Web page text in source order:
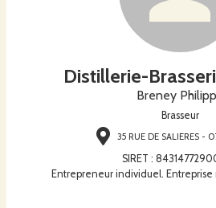
Distillerie-
Breney
Brasseur
35 RUE DE SALIERES
SIRET :
Entrepreneur individuel. Entreprise